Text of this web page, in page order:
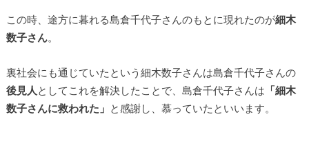
この時、途方に暮れる島倉千代子さんのもとに現れたのが細木
数子さん。
裏社会にも通じていたという細木数子さんは島倉千代子さんの
後見人 としてこれを解決したことで、島倉千代子さんは 「細木
数子さんに救われた」 と感謝し、慕っていたといいます。